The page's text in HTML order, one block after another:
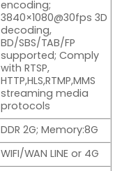
encoding;
3840×1080@30fps 3D
decoding,
BD/SBS/TAB/FP
supported; Comply
with RTSP,
HTTP,HLS,RTMP,MMS
streaming media
protocols
DDR 2G; Memory:8G
WIFI/WAN LINE or 4G